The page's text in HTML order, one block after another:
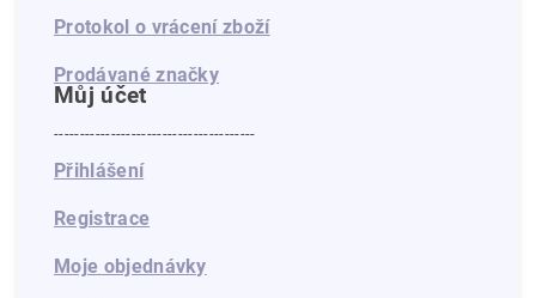
Protokol o vrácení zboží
Prodávané značky
Můj účet
---------------------------------------
Přihlášení
Registrace
Moje objednávky